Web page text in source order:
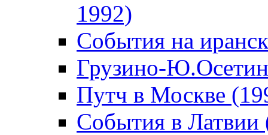
1992)
События на
Грузино-
Путч в Москве
События в Латвии